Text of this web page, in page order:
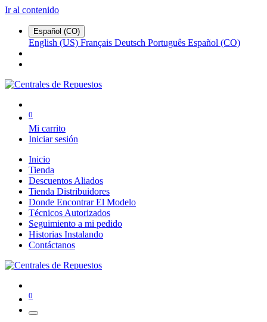
Ir al contenido
Español (CO)
English (US) Français Deutsch Português Español (CO)
0
Mi carrito
Iniciar sesión
Inicio
Tienda
Descuentos Aliados
Tienda Distribuidores
Donde Encontrar El Modelo
Técnicos Autorizados
Seguimiento a mi pedido
Historias Instalando
Contáctanos
0